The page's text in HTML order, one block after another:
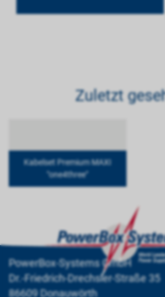
Zuletzt
Kabelset Premium MAXI
"one4three"
PowerBox-Systems GmbH
Dr.-Friedrich-Drechsler-Straße 35
86609 Donauwörth